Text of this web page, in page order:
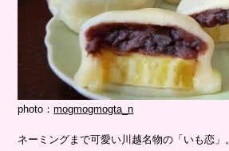
photo：mogmogmogta_n
ネーミングまで可愛い川越名物の「いも恋